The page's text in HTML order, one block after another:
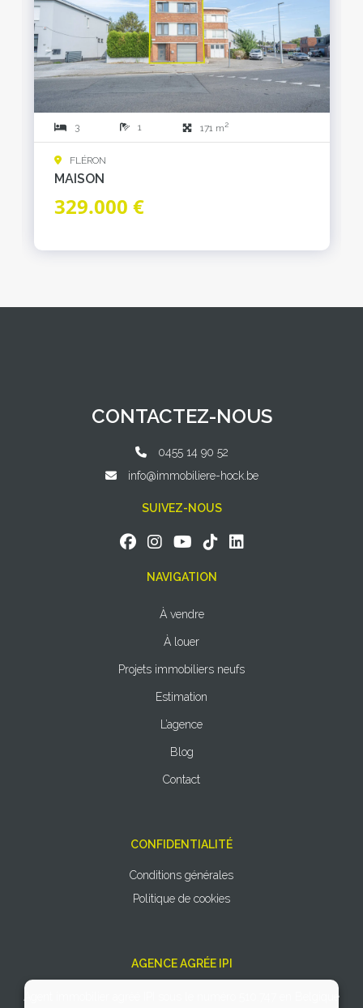
3 1 171 m2
FLÉRON
MAISON
329.000 €
CONTACTEZ-NOUS
0455 14 90 52
info@immobiliere-hock.be
SUIVEZ-NOUS
NAVIGATION
À vendre
À louer
Projets immobiliers neufs
Estimation
L’agence
Blog
Contact
CONFIDENTIALITÉ
Conditions générales
Politique de cookies
AGENCE AGRÉE IPI
Agent immobilier agréé IPI sous le numéro 510.747 en Belgique